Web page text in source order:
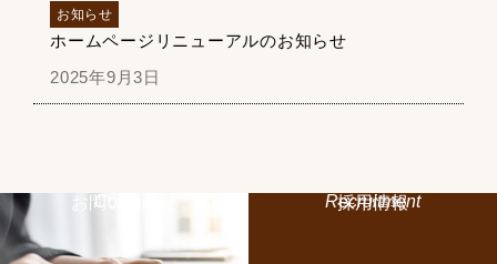
お知らせ
ホームページリニューアルのお知らせ
2025年9月3日
Contact
お問い合わせ Recruitment
採用情報